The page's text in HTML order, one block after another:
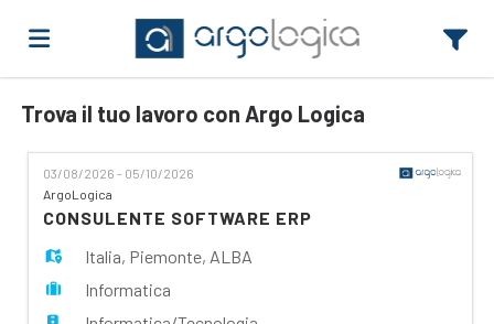
Home
Offerte
di
Carica
Trova il tuo lavoro con Argo Logica
03/08/2026 - 05/10/2026
ArgoLogica
CONSULENTE SOFTWARE ERP
Italia, Piemonte, ALBA
Informatica